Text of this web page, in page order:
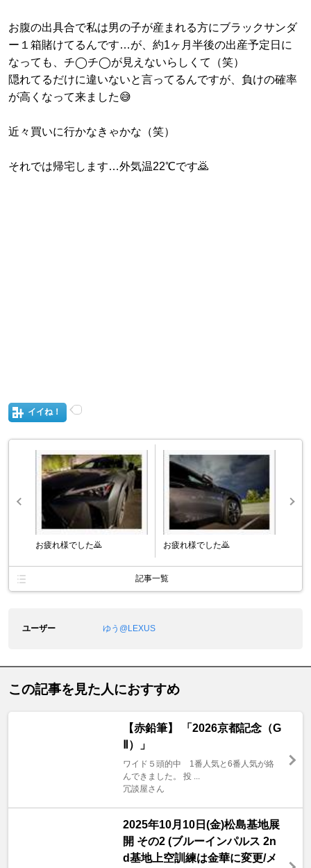
お腹の出具合で私は男の子が産まれる方にブラックサンダ
ー１箱賭けてるんです…が、約1ヶ月半後の出産予定日に
なっても、チ◯チ◯が見えないらしくて（笑）
隠れてるだけに違いないと言ってるんですが、負けの確率
が高くなって来ました😅
近々買いに行かなきゃかな（笑）
それでは帰宅します…外気温22℃です🙇
イイね！
お疲れ様でした🙇 お疲れ様でした🙇
記事一覧
ユーザー ゆう@LEXUS
この記事を見た人におすすめ
【赤鉛筆】 「2026京都記念（G
Ⅱ）」
ワイド５頭的中 1番人気と6番人気が絡
んできました。 投 ...
冗談屋さん
2025年10月10日(金)松島基地展
開 その2 (ブルーインパルス 2n
d基地上空訓練は金華に変更/メ